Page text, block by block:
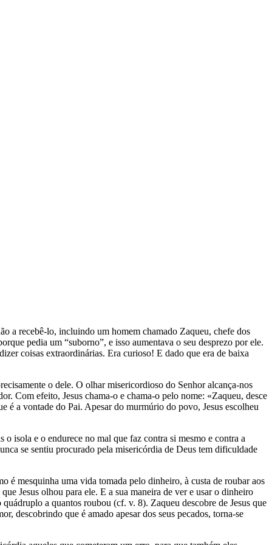
a recebê-lo, incluindo um homem chamado Zaqueu, chefe dos
pedia um “suborno”, e isso aumentava o seu desprezo por ele.
coisas extraordinárias. Era curioso! E dado que era de baixa
o dele. O olhar misericordioso do Senhor alcança-nos
Com efeito, Jesus chama-o e chama-o pelo nome: «Zaqueu, desce
é a vontade do Pai. Apesar do murmúrio do povo, Jesus escolheu
o isola e o endurece no mal que faz contra si mesmo e contra a
se sentiu procurado pela misericórdia de Deus tem dificuldade
é mesquinha uma vida tomada pelo dinheiro, à custa de roubar aos
Jesus olhou para ele. E a sua maneira de ver e usar o dinheiro
a quantos roubou (cf. v. 8). Zaqueu descobre de Jesus que
descobrindo que é amado apesar dos seus pecados, torna-se